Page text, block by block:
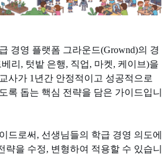
경영 플랫폼 그라운드(Grownd)의 경
리, 텃밭 은행, 직업, 마켓, 케이브)을
사가 1년간 안정적이고 성공적으로
록 돕는 핵심 전략을 담은 가이드입니
드로써, 선생님들의 학급 경영 의도에
략을 수정, 변형하여 적용할 수 있습니